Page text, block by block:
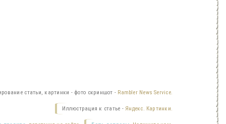
статьи, картинки - фото скриншот - Rambler News Service.
Иллюстрация к статье - Яндекс. Картинки.